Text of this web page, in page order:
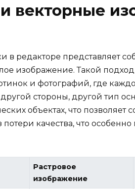
векторные
в редакторе представляет
изображение. Такой
и фотографий, где
стороны, другой тип
объектах, что позволяет
качества, что
Растровое
изображение